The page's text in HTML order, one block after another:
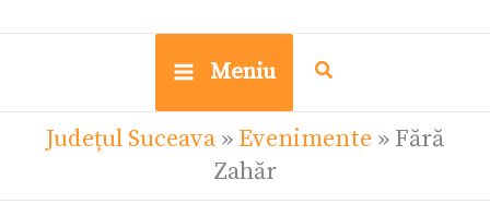
Meniu
Județul Suceava » Evenimente » Fără
Zahăr